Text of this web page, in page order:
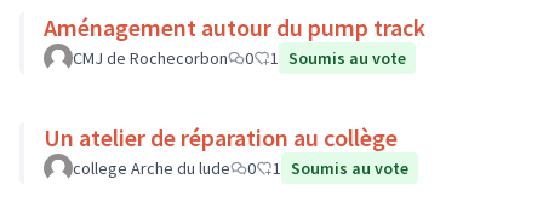
Aménagement autour du pump track
CMJ de Rochecorbon 0 1 Soumis au vote
Un atelier de réparation au collège
college Arche du lude 0 1 Soumis au vote